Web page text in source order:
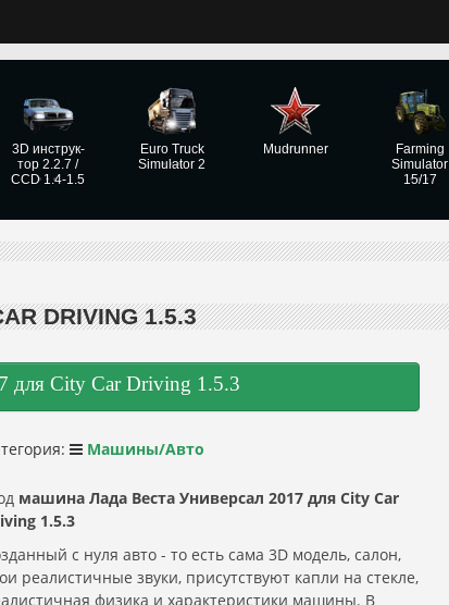
3D инструк­
тор 2.2.7 /
CCD 1.4-1.5
Euro Truck
Simulator 2
Mudrunner
Farming
Simulator
15/17
DRIVING 1.5.3
для City Car Driving 1.5.3
Машины/Авто
машина Лада Веста Универсал 2017 для City Car
1.5.3
с нуля авто - то есть сама 3D модель, салон,
реалистичные звуки, присутствуют капли на стекле,
физика и характеристики машины. В